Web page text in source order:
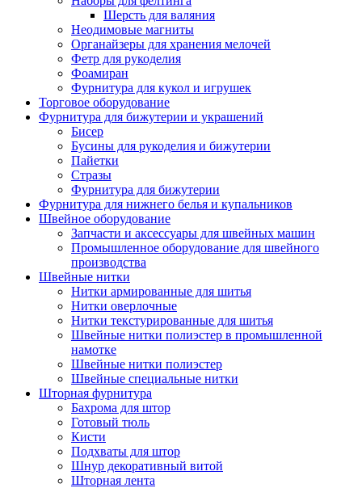
Шерсть для валяния
Неодимовые магниты
Органайзеры для хранения мелочей
Фетр для рукоделия
Фоамиран
Фурнитура для кукол и игрушек
Торговое оборудование
Фурнитура для бижутерии и украшений
Бисер
Бусины для рукоделия и бижутерии
Пайетки
Стразы
Фурнитура для бижутерии
Фурнитура для нижнего белья и купальников
Швейное оборудование
Запчасти и аксессуары для швейных машин
Промышленное оборудование для швейного
производства
Швейные нитки
Нитки армированные для шитья
Нитки оверлочные
Нитки текстурированные для шитья
Швейные нитки полиэстер в промышленной
намотке
Швейные нитки полиэстер
Швейные специальные нитки
Шторная фурнитура
Бахрома для штор
Готовый тюль
Кисти
Подхваты для штор
Шнур декоративный витой
Шторная лента